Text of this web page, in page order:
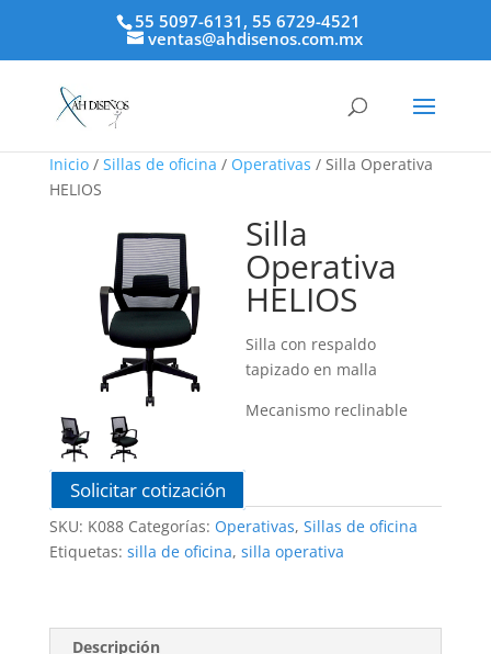
55 5097-6131, 55 6729-4521
ventas@ahdisenos.com.mx
Inicio/ Sillas de oficina / Operativas / Silla Operativa
HELIOS
Silla
Operativa
HELIOS
Silla con respaldo
tapizado en malla
Mecanismo reclinable
Solicitar cotización
SKU: K088 Categorías: Operativas, Sillas de oficina
Etiquetas: silla de oficina, silla operativa
Descripción